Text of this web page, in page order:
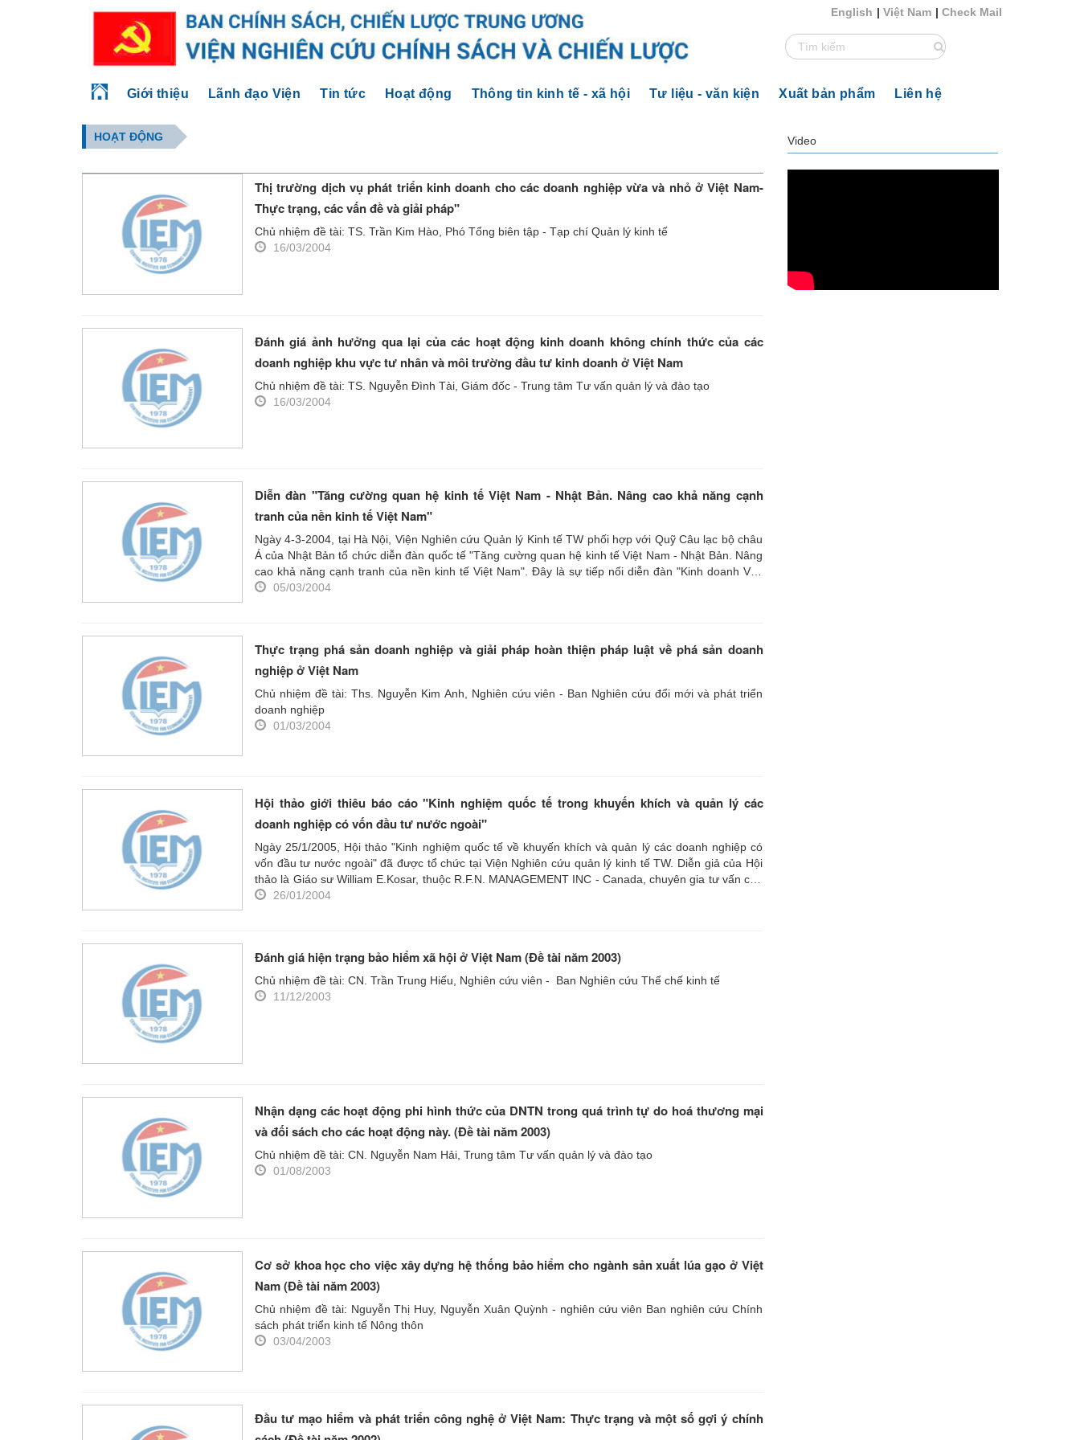
English | Việt Nam | Check Mail
Giới thiệu Lãnh đạo Viện Tin tức Hoạt động Thông tin kinh tế - xã hội Tư liệu - văn kiện Xuất bản phẩm Liên hệ
HOẠT ĐỘNG
Thị trường dịch vụ phát triển kinh doanh cho các doanh nghiệp vừa và nhỏ ở Việt Nam-
Thực trạng, các vấn đề và giải pháp"
Chủ nhiệm đề tài: TS. Trần Kim Hào, Phó Tổng biên tập - Tạp chí Quản lý kinh tế
16/03/2004
Đánh giá ảnh hưởng qua lại của các hoạt động kinh doanh không chính thức của các
doanh nghiệp khu vực tư nhân và môi trường đầu tư kinh doanh ở Việt Nam
Chủ nhiệm đề tài: TS. Nguyễn Đình Tài, Giám đốc - Trung tâm Tư vấn quản lý và đào tạo
16/03/2004
Diễn đàn "Tăng cường quan hệ kinh tế Việt Nam - Nhật Bản. Nâng cao khả năng cạnh
tranh của nền kinh tế Việt Nam"
Ngày 4-3-2004, tại Hà Nội, Viện Nghiên cứu Quản lý Kinh tế TW phối hợp với Quỹ Câu lạc bộ châu
Á của Nhật Bản tổ chức diễn đàn quốc tế "Tăng cường quan hệ kinh tế Việt Nam - Nhật Bản. Nâng
cao khả năng cạnh tranh của nền kinh tế Việt Nam". Đây là sự tiếp nối diễn đàn "Kinh doanh Việt
Nam - Nhật Bản" đã được tổ chức tại Tokyo tháng 1 năm 2002. Đây cũng là một trong những hoạt
05/03/2004
Thực trạng phá sản doanh nghiệp và giải pháp hoàn thiện pháp luật về phá sản doanh
nghiệp ở Việt Nam
Chủ nhiệm đề tài: Ths. Nguyễn Kim Anh, Nghiên cứu viên - Ban Nghiên cứu đổi mới và phát triển
doanh nghiệp
01/03/2004
Hội thảo giới thiêu báo cáo "Kinh nghiệm quốc tế trong khuyến khích và quản lý các
doanh nghiệp có vốn đầu tư nước ngoài"
Ngày 25/1/2005, Hội thảo "Kinh nghiệm quốc tế về khuyến khích và quản lý các doanh nghiệp có
vốn đầu tư nước ngoài" đã được tổ chức tại Viện Nghiên cứu quản lý kinh tế TW. Diễn giả của Hội
thảo là Giáo sư William E.Kosar, thuộc R.F.N. MANAGEMENT INC - Canada, chuyên gia tư vấn của
UNDP.26/01/2004
Đánh giá hiện trạng bảo hiểm xã hội ở Việt Nam (Đề tài năm 2003)
Chủ nhiệm đề tài: CN. Trần Trung Hiếu, Nghiên cứu viên - Ban Nghiên cứu Thể chế kinh tế
11/12/2003
Nhận dạng các hoạt động phi hình thức của DNTN trong quá trình tự do hoá thương mại
và đối sách cho các hoạt động này. (Đề tài năm 2003)
Chủ nhiệm đề tài: CN. Nguyễn Nam Hải, Trung tâm Tư vấn quản lý và đào tạo
01/08/2003
Cơ sở khoa học cho việc xây dựng hệ thống bảo hiểm cho ngành sản xuất lúa gạo ở Việt
Nam (Đề tài năm 2003)
Chủ nhiệm đề tài: Nguyễn Thị Huy, Nguyễn Xuân Quỳnh - nghiên cứu viên Ban nghiên cứu Chính
sách phát triển kinh tế Nông thôn
03/04/2003
Đầu tư mạo hiểm và phát triển công nghệ ở Việt Nam: Thực trạng và một số gợi ý chính
Video